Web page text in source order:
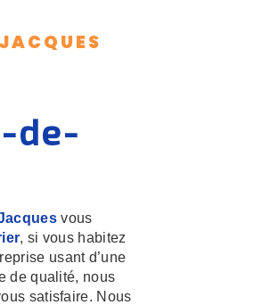
de-
vous
, si vous habitez
usant d’une
de qualité, nous
satisfaire. Nous